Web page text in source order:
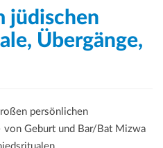
jüdischen
Übergänge,
persönlichen
von Geburt und Bar/Bat Mizwa